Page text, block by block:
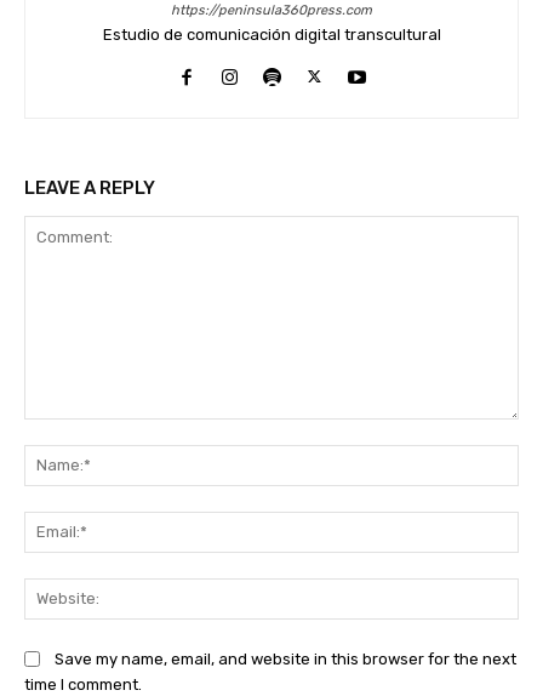
https://peninsula360press.com
Estudio de comunicación digital transcultural
LEAVE A REPLY
Save my name, email, and website in this browser for the next
time I comment.